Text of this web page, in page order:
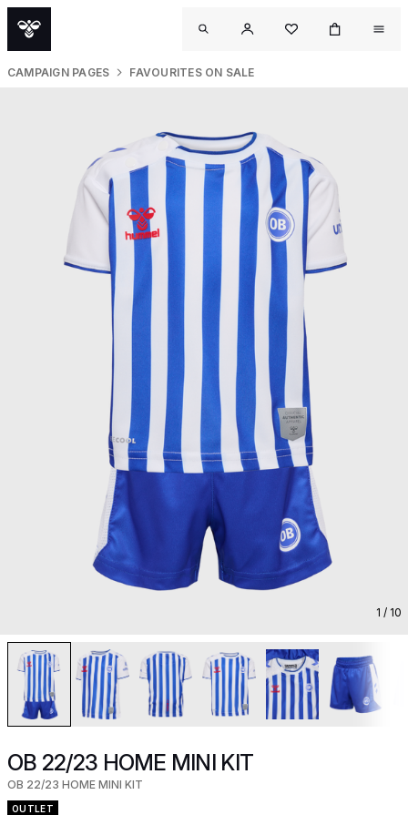
CAMPAIGN PAGES FAVOURITES ON SALE
1 / 10
OB 22/23 HOME MINI KIT
OB 22/23 HOME MINI KIT
OUTLET